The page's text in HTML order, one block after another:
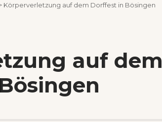
Körperverletzung auf dem Dorffest in Bösingen
auf dem